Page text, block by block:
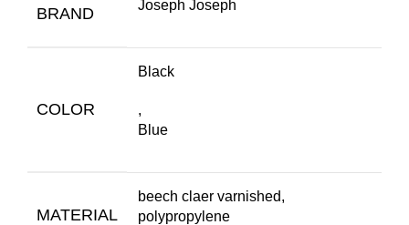
BRAND Joseph Joseph
COLOR
Black
,
Blue
MATERIAL
beech claer varnished,
polypropylene